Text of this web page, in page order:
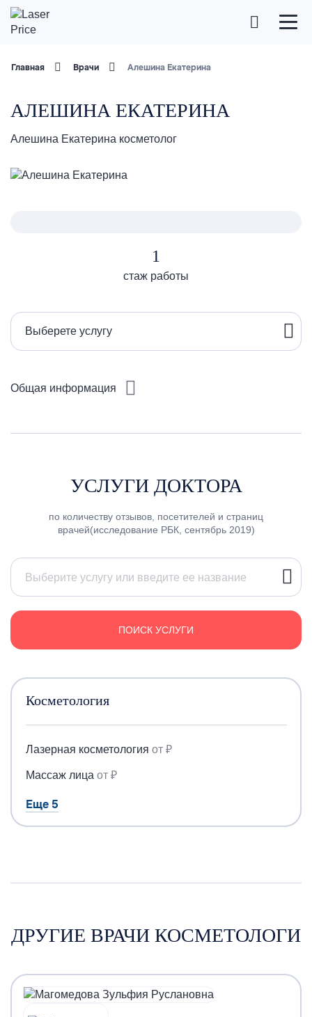
Главная Врачи Алешина Екатерина
АЛЕШИНА ЕКАТЕРИНА
Алешина Екатерина косметолог
1
стаж работы
Выберете услугу
Общая информация
УСЛУГИ ДОКТОРА
по количеству отзывов, посетителей и страниц
врачей(исследование РБК, сентябрь 2019)
ПОИСК УСЛУГИ
Косметология
Лазерная косметология от ₽
Массаж лица от ₽
Еще 5
ДРУГИЕ ВРАЧИ КОСМЕТОЛОГИ